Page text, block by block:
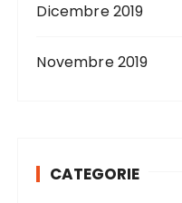
Dicembre 2019
Novembre 2019
CATEGORIE